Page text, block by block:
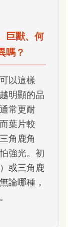
巨獸、何
嗎？
以這樣
明顯的品
常更耐
葉片較
角鹿角
強光。初
或三角鹿
論哪種，